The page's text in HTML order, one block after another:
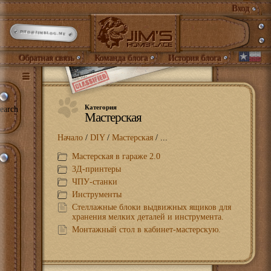
Вход
INFO@JIMBLOG.ME
Обратная связь Команда блога История блога
Категория
Мастерская
Начало / DIY/ Мастерская / ...
Мастерская в гараже 2.0
3Д-принтеры
ЧПУ-станки
Инструменты
Стеллажные блоки выдвижных ящиков для
хранения мелких деталей и инструмента.
Монтажный стол в кабинет-мастерскую.